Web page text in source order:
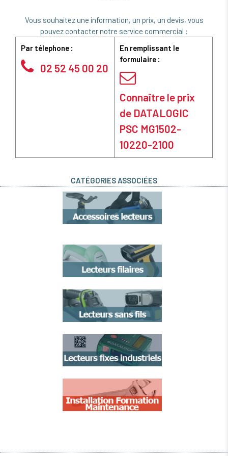
Vous souhaitez une information, un prix, un devis, vous
pouvez contacter notre service commercial :
Par télephone :
02 52 45 00 20
En remplissant le
formulaire :
Connaître le prix
de DATALOGIC
PSC MG1502-
10220-2100
CATÉGORIES ASSOCIÉES